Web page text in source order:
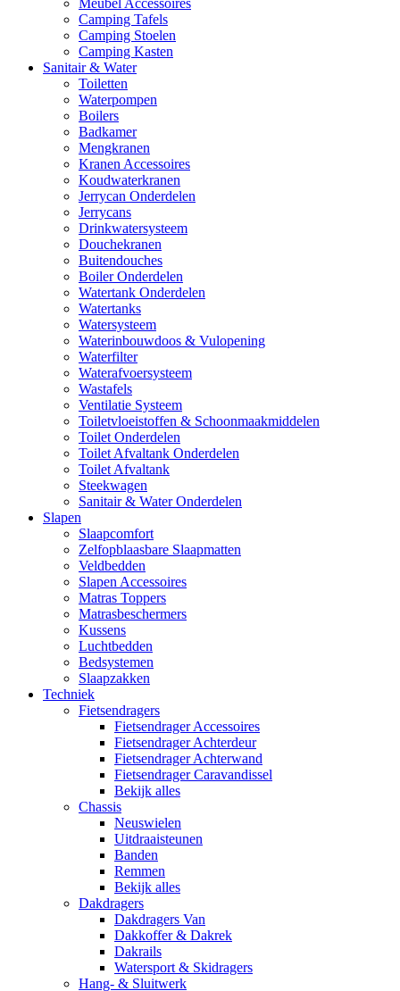
Meubel Accessoires
Camping Tafels
Camping Stoelen
Camping Kasten
Sanitair & Water
Toiletten
Waterpompen
Boilers
Badkamer
Mengkranen
Kranen Accessoires
Koudwaterkranen
Jerrycan Onderdelen
Jerrycans
Drinkwatersysteem
Douchekranen
Buitendouches
Boiler Onderdelen
Watertank Onderdelen
Watertanks
Watersysteem
Waterinbouwdoos & Vulopening
Waterfilter
Waterafvoersysteem
Wastafels
Ventilatie Systeem
Toiletvloeistoffen & Schoonmaakmiddelen
Toilet Onderdelen
Toilet Afvaltank Onderdelen
Toilet Afvaltank
Steekwagen
Sanitair & Water Onderdelen
Slapen
Slaapcomfort
Zelfopblaasbare Slaapmatten
Veldbedden
Slapen Accessoires
Matras Toppers
Matrasbeschermers
Kussens
Luchtbedden
Bedsystemen
Slaapzakken
Techniek
Fietsendragers
Fietsendrager Accessoires
Fietsendrager Achterdeur
Fietsendrager Achterwand
Fietsendrager Caravandissel
Bekijk alles
Chassis
Neuswielen
Uitdraaisteunen
Banden
Remmen
Bekijk alles
Dakdragers
Dakdragers Van
Dakkoffer & Dakrek
Dakrails
Watersport & Skidragers
Hang- & Sluitwerk